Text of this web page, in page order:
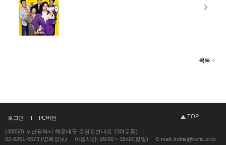
목록
로그인 PC버전 TOP
(48058) 부산광역시 해운대구 수영강변대로 130(우동)
02-6261-6573 (영화정보)
이용시간: 09:00 ~ 18:00(평일) E-mail: kobis@kofic.or.kr